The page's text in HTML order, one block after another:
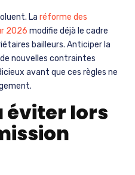
La réforme des
2026 modifie déjà le cadre
bailleurs. Anticiper la
nouvelles contraintes
avant que ces règles ne
éviter lors